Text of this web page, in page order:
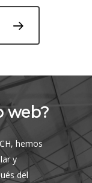
web?
hemos
y
del